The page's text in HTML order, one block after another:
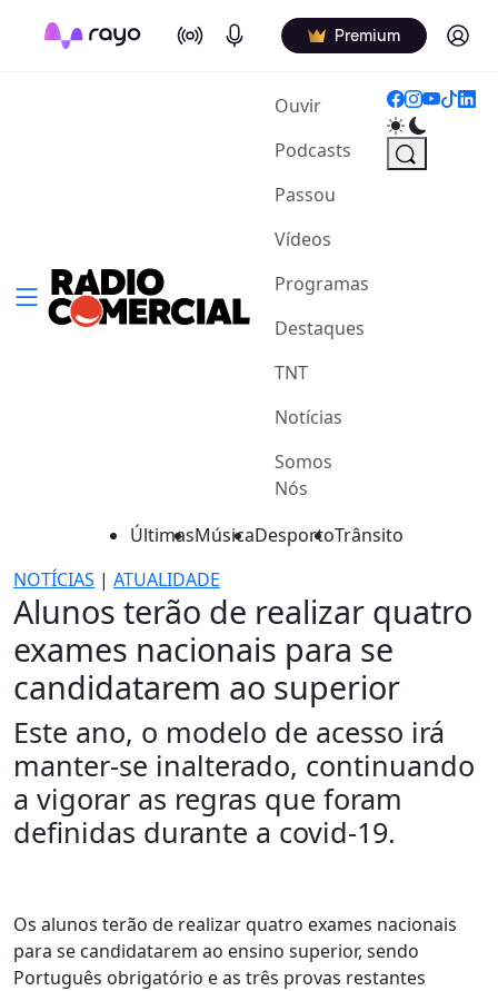
On Air Podcasts Premium Log in
Ouvir(current)
Podcasts
Passou
Vídeos
Programas
Destaques
TNT
Notícias
Somos
Nós
ÚltimasMúsicaDesportoTrânsito
NOTÍCIAS | ATUALIDADE
Alunos terão de realizar quatro
exames nacionais para se
candidatarem ao superior
Este ano, o modelo de acesso irá
manter-se inalterado, continuando
a vigorar as regras que foram
definidas durante a covid-19.
Os alunos terão de realizar quatro exames nacionais
para se candidatarem ao ensino superior, sendo
Português obrigatório e as três provas restantes